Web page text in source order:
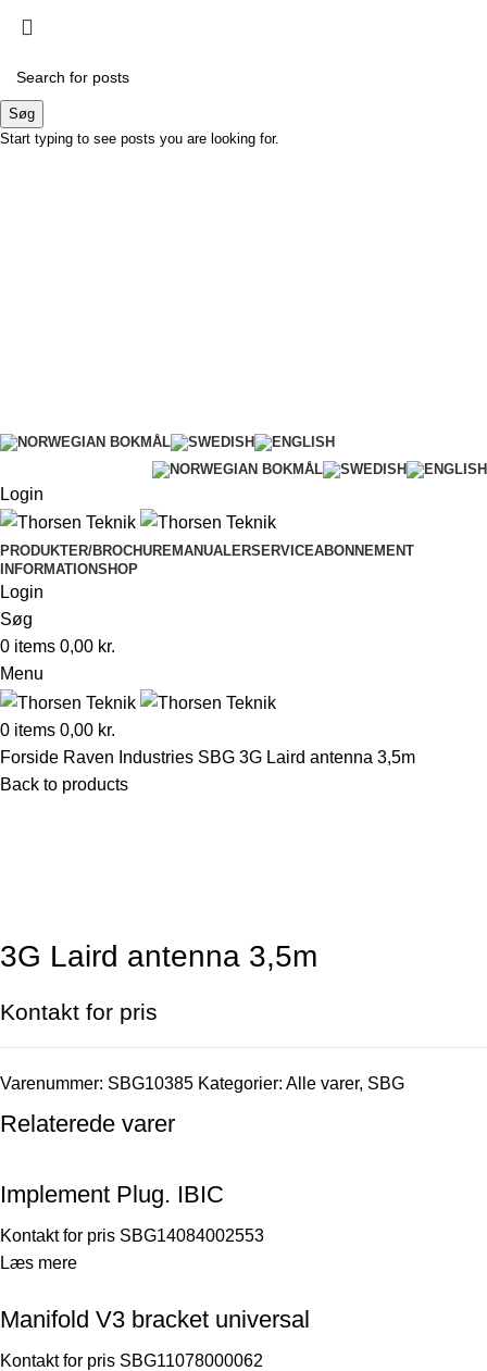
Login
PRODUKTER/BROCHUREMANUALERSERVICEABONNEMENT
INFORMATIONSHOP
Login
Søg
0 items 0,00 kr.
Menu
0 items 0,00 kr.
Forside Raven Industries SBG 3G Laird antenna 3,5m
Back to products
3G Laird antenna 3,5m
Kontakt for pris
Varenummer: SBG10385 Kategorier: Alle varer, SBG
Relaterede varer
Implement Plug. IBIC
Kontakt for pris SBG14084002553
Læs mere
Manifold V3 bracket universal
Kontakt for pris SBG11078000062
Søg
Start typing to see posts you are looking for.